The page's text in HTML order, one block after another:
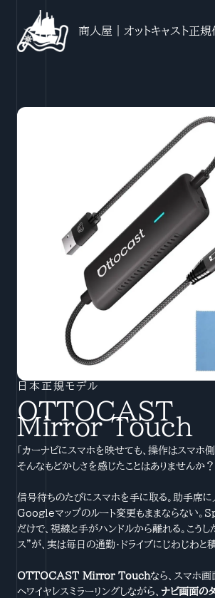
商人屋｜オットキャスト正
日本正規モデル
OTTOCAST
Mirror Touch
「カーナビにスマホを映せても、操作はスマホ
そんなもどかしさを感じたことはありませんか？
信号待ちのたびにスマホを手に取る。助手席に
Googleマップのルート変更もままならない。
だけで、視線と手がハンドルから離れる。こうし
ス”が、実は毎日の通勤・ドライブにじわじわと
OTTOCAST Mirror Touchなら、スマホ画
へワイヤレスミラーリングしながら、 ナビ画面の